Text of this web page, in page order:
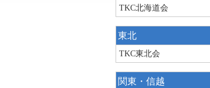
TKC北海道会
東北
TKC東北会
関東・信越